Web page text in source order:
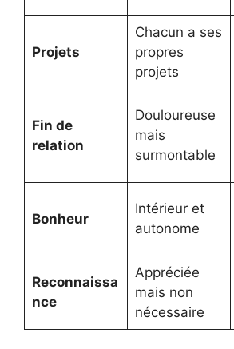
Projets
Chacun a ses
propres
projets
Fin de
relation
Douloureuse
mais
surmontable
Bonheur
Intérieur et
autonome
Reconnaissa
nce
Appréciée
mais non
nécessaire